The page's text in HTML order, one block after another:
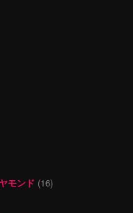
モンド (16)